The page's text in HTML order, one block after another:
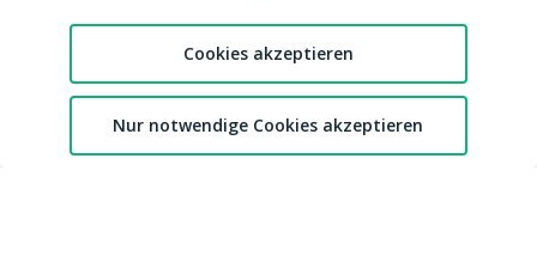
Favoriten
Amateur werden
Download MDH Chat App
CSAM Policy
NCC Policy
EU DSA
Leitlinien zu unserem Empfehlungssystem
Cookies akzeptieren
Nur notwendige Cookies akzeptieren